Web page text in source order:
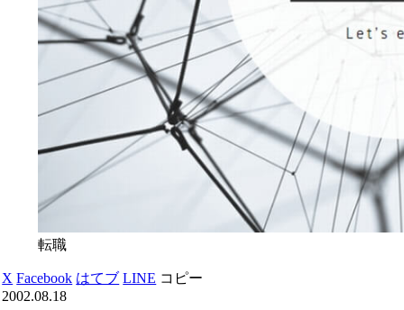
転職
X Facebook はてブ LINE コピー
2002.08.18